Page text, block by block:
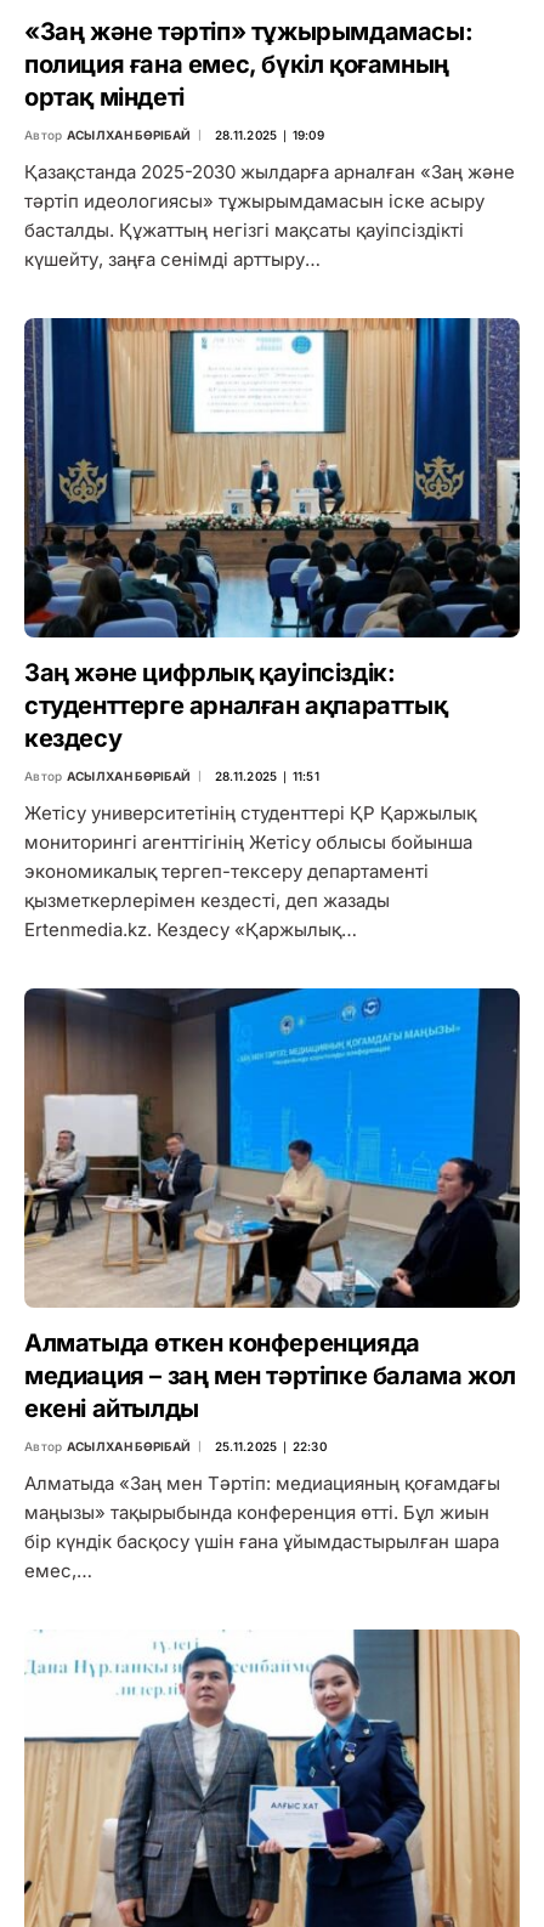
«Заң және тәртіп» тұжырымдамасы:
полиция ғана емес, бүкіл қоғамның
ортақ міндеті
Автор АСЫЛХАН БӨРІБАЙ 28.11.2025 ∣ 19:09
Қазақстанда 2025-2030 жылдарға арналған «Заң және
тәртіп идеологиясы» тұжырымдамасын іске асыру
басталды. Құжаттың негізгі мақсаты қауіпсіздікті
күшейту, заңға сенімді арттыру…
Заң және цифрлық қауіпсіздік:
студенттерге арналған ақпараттық
кездесу
Автор АСЫЛХАН БӨРІБАЙ 28.11.2025 ∣ 11:51
Жетісу университетінің студенттері ҚР Қаржылық
мониторингі агенттігінің Жетісу облысы бойынша
экономикалық тергеп-тексеру департаменті
қызметкерлерімен кездесті, деп жазады
Ertenmedia.kz. Кездесу «Қаржылық…
Алматыда өткен конференцияда
медиация – заң мен тәртіпке балама жол
екені айтылды
Автор АСЫЛХАН БӨРІБАЙ 25.11.2025 ∣ 22:30
Алматыда «Заң мен Тәртіп: медиацияның қоғамдағы
маңызы» тақырыбында конференция өтті. Бұл жиын
бір күндік басқосу үшін ғана ұйымдастырылған шара
емес,…